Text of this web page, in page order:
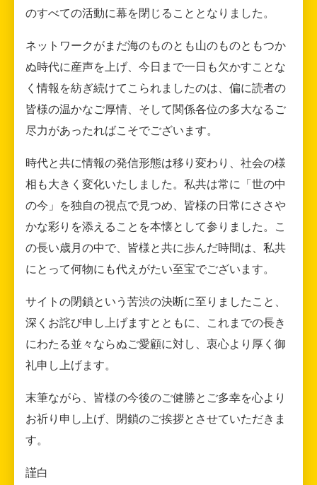
のすべての活動に幕を閉じることとなりました。
ネットワークがまだ海のものとも山のものともつか
ぬ時代に産声を上げ、今日まで一日も欠かすことな
く情報を紡ぎ続けてこられましたのは、偏に読者の
皆様の温かなご厚情、そして関係各位の多大なるご
尽力があったればこそでございます。
時代と共に情報の発信形態は移り変わり、社会の様
相も大きく変化いたしました。私共は常に「世の中
の今」を独自の視点で見つめ、皆様の日常にささや
かな彩りを添えることを本懐として参りました。こ
の長い歳月の中で、皆様と共に歩んだ時間は、私共
にとって何物にも代えがたい至宝でございます。
サイトの閉鎖という苦渋の決断に至りましたこと、
深くお詫び申し上げますとともに、これまでの長き
にわたる並々ならぬご愛顧に対し、衷心より厚く御
礼申し上げます。
末筆ながら、皆様の今後のご健勝とご多幸を心より
お祈り申し上げ、閉鎖のご挨拶とさせていただきま
す。
謹白